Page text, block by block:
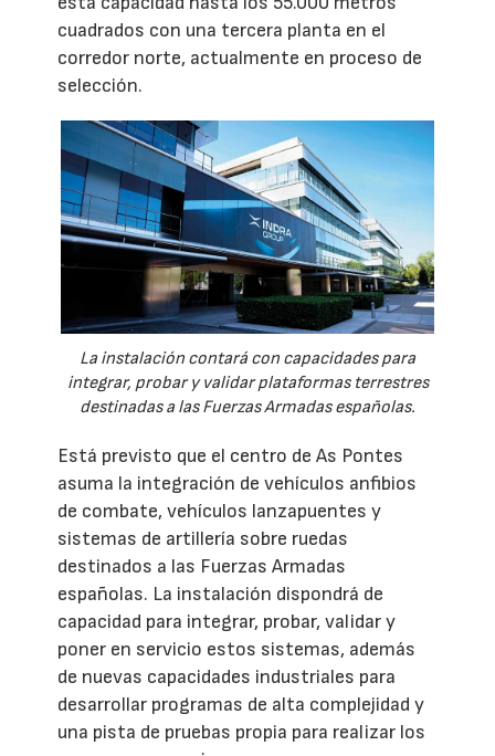
cuadrados con una tercera planta en el
corredor norte, actualmente en proceso de
selección.
La instalación contará con capacidades para
integrar, probar y validar plataformas terrestres
destinadas a las Fuerzas Armadas españolas.
Está previsto que el centro de As Pontes
asuma la integración de vehículos anfibios
de combate, vehículos lanzapuentes y
sistemas de artillería sobre ruedas
destinados a las Fuerzas Armadas
españolas. La instalación dispondrá de
capacidad para integrar, probar, validar y
poner en servicio estos sistemas, además
de nuevas capacidades industriales para
desarrollar programas de alta complejidad y
una pista de pruebas propia para realizar los